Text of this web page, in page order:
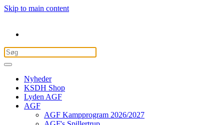
Skip to main content
Nyheder
KSDH Shop
Lyden AGF
AGF
AGF Kampprogram 2026/2027